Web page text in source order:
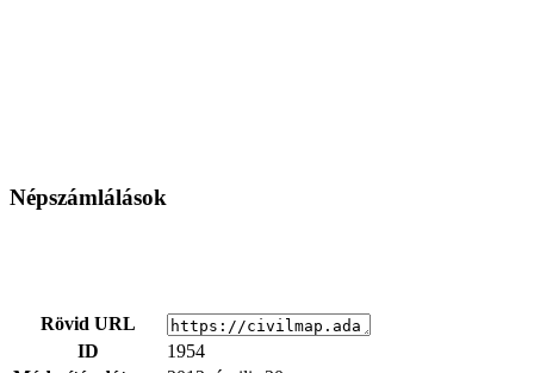
Népszámlálások
Rövid URL
ID
1954